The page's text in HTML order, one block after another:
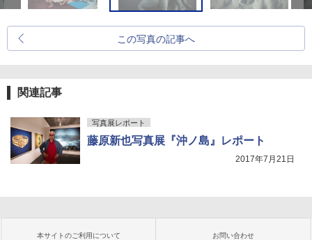
この写真の記事へ
関連記事
写真展レポート
藤原新也写真展『沖ノ島』レポート
2017年7月21日
本サイトのご利用について お問い合わせ